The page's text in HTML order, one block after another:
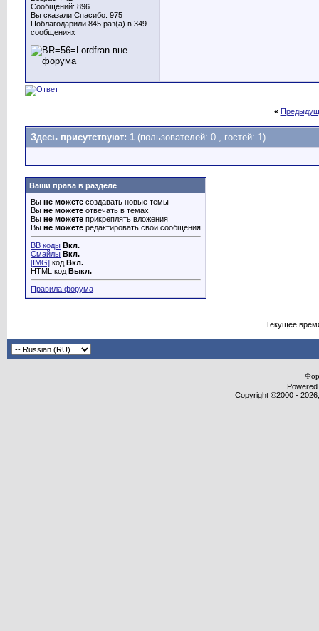
Сообщений: 896
Вы сказали Спасибо: 975
Поблагодарили 845 раз(а) в 349
сообщениях
«
Здесь присутствуют: 1 (пользователей: 0 , гостей: 1)
Ваши права в разделе
Вы не можете создавать новые темы
Вы не можете отвечать в темах
Вы не можете прикреплять вложения
Вы не можете редактировать свои сообщения
BB коды Вкл.
Смайлы Вкл.
[IMG] код Вкл.
HTML код Выкл.
Правила форума
Текущее
Copyright ©2000 -